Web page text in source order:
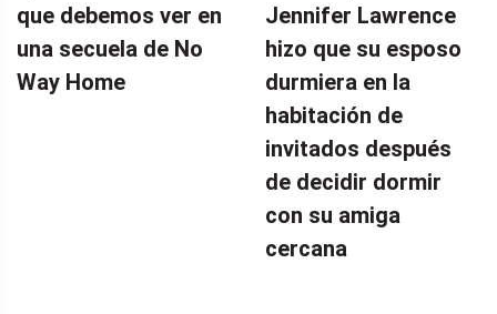
que debemos ver en
una secuela de No
Way Home
Jennifer Lawrence
hizo que su esposo
durmiera en la
habitación de
invitados después
de decidir dormir
con su amiga
cercana